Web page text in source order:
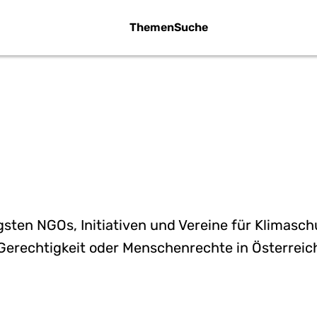
ThemenSuche
NGOs, Initiativen und Vereine für
oder Menschenrechte in